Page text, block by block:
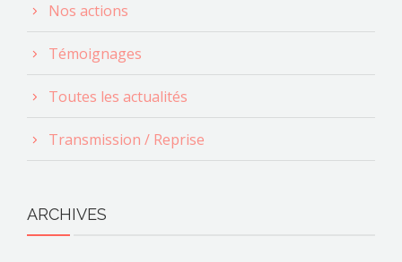
Nos actions
Témoignages
Toutes les actualités
Transmission / Reprise
ARCHIVES